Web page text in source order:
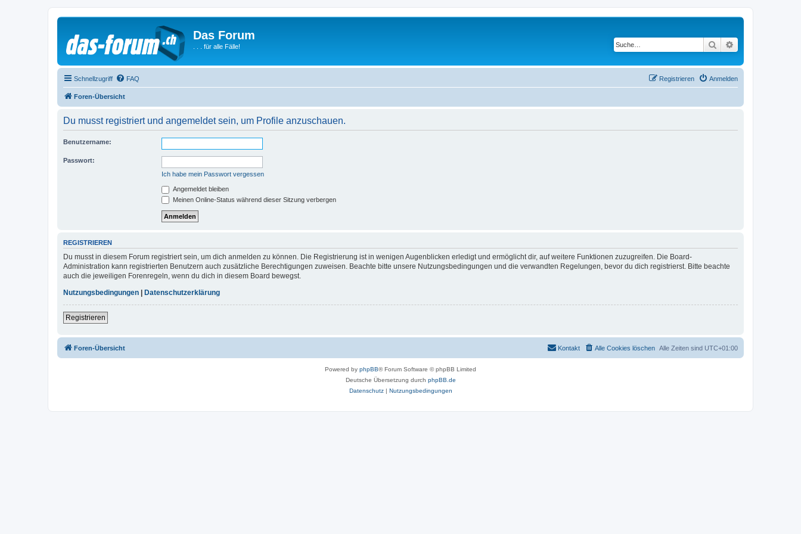
Das Forum
. . . für alle Fälle! Suche
Schnellzugriff FAQ Anmelden
Registrieren
Foren-Übersicht
Du musst registriert und angemeldet sein, um Profile anzuschauen.
Benutzername:
Passwort:
Ich habe mein Passwort vergessen
Angemeldet bleiben
Meinen Online-Status während dieser Sitzung verbergen
REGISTRIEREN
Du musst in diesem Forum registriert sein, um dich anmelden zu können. Die Registrierung ist in wenigen Augenblicken erledigt und ermöglicht dir, auf weitere Funktionen zuzugreifen. Die Board-
Administration kann registrierten Benutzern auch zusätzliche Berechtigungen zuweisen. Beachte bitte unsere Nutzungsbedingungen und die verwandten Regelungen, bevor du dich registrierst. Bitte beachte
auch die jeweiligen Forenregeln, wenn du dich in diesem Board bewegst.
Nutzungsbedingungen | Datenschutzerklärung
Registrieren
Foren-Übersicht Alle Zeiten sind UTC+01:00
Alle Cookies löschen
Kontakt
Powered by phpBB® Forum Software © phpBB Limited
Deutsche Übersetzung durch phpBB.de
Datenschutz| Nutzungsbedingungen